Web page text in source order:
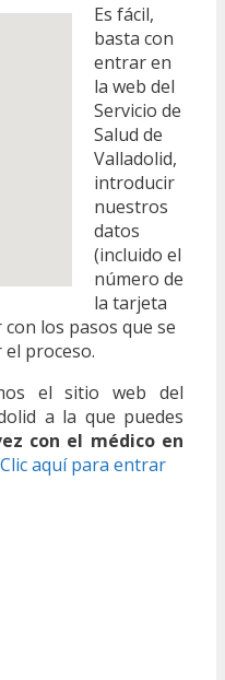
Es fácil,
basta con
entrar en
la web del
Servicio de
Salud de
Valladolid,
introducir
nuestros
datos
(incluido el
número de
la tarjeta
los pasos que se
proceso.
el sitio web del
a la que puedes
con el médico en
Clic aquí para entrar